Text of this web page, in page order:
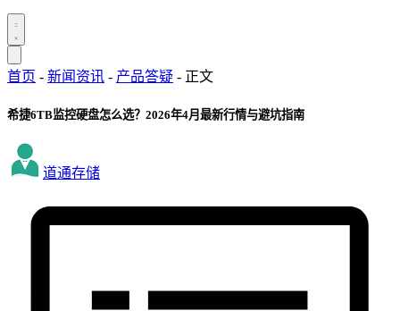
首页 - 新闻资讯 - 产品答疑 - 正文
希捷6TB监控硬盘怎么选？2026年4月最新行情与避坑指南
道通存储